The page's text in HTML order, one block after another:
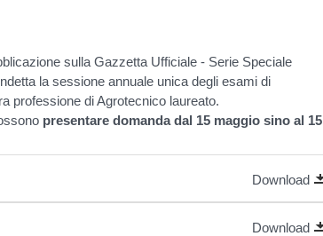
sulla Gazzetta Ufficiale - Serie Speciale
la sessione annuale unica degli esami di
professione di Agrotecnico laureato.
presentare domanda dal 15 maggio sino al 15
Download
Download